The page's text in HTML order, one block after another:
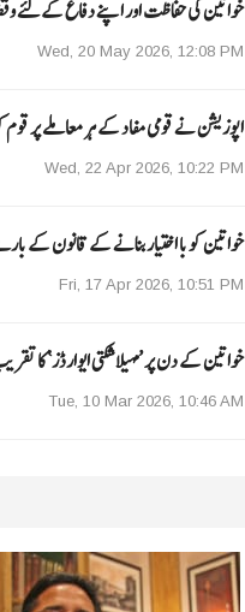
خواتین کی حفاظت اور اپنے دفاع
Wed, 20 May 2026, 12:08 PM
اپوزیشن نے قومی مفاد کے ہر معاملے پر
Wed, 22 Apr 2026, 10:22 PM
خواتین کو با اختیار بنانے کے قانون کے
Fri, 17 Apr 2026, 10:51 PM
خواتین کے دن پر ’مہیلا شکتی ایوارڈز‘ کا
Tue, 10 Mar 2026, 10:46 AM